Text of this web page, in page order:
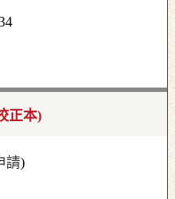
正本)
請)